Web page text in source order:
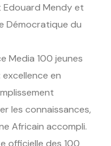
Edouard Mendy et
Démocratique du
Media 100 jeunes
en
les connaissances,
Africain accompli.
officielle des 100